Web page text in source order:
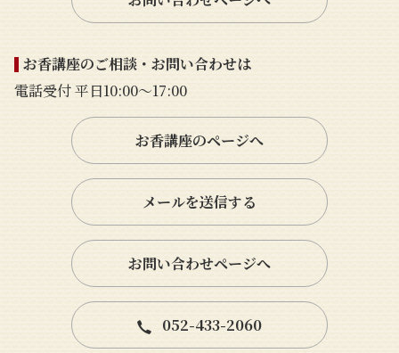
お香講座のご相談・お問い合わせは
電話受付 平日10:00〜17:00
お香講座のページへ
メールを送信する
お問い合わせページへ
052-433-2060